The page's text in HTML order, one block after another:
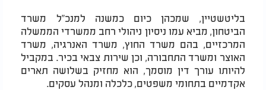
בליטשטיין, שמכהן כיום כמשנה למנכ"ל משרד
הביטחון, מביא עמו ניסיון ניהולי רחב ממשרדי הממשלה
המרכזיים, בהם משרד החוץ, משרד האנרגיה, משרד
האוצר ומשרד התחבורה, וכן שירות צבאי בכיר. במקביל
להיותו עורך דין מוסמך, הוא מחזיק בשלושה תארים
אקדמיים בתחומי משפטים, כלכלה ומנהל עסקים.